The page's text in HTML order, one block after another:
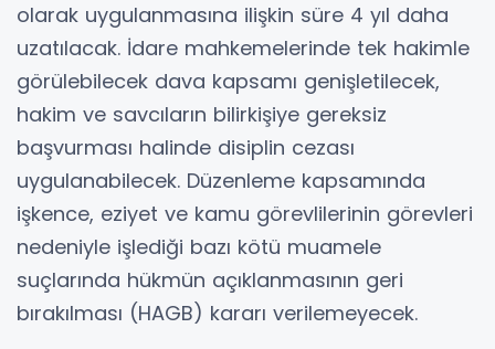
olarak uygulanmasına ilişkin süre 4 yıl daha
uzatılacak. İdare mahkemelerinde tek hakimle
görülebilecek dava kapsamı genişletilecek,
hakim ve savcıların bilirkişiye gereksiz
başvurması halinde disiplin cezası
uygulanabilecek. Düzenleme kapsamında
işkence, eziyet ve kamu görevlilerinin görevleri
nedeniyle işlediği bazı kötü muamele
suçlarında hükmün açıklanmasının geri
bırakılması (HAGB) kararı verilemeyecek.